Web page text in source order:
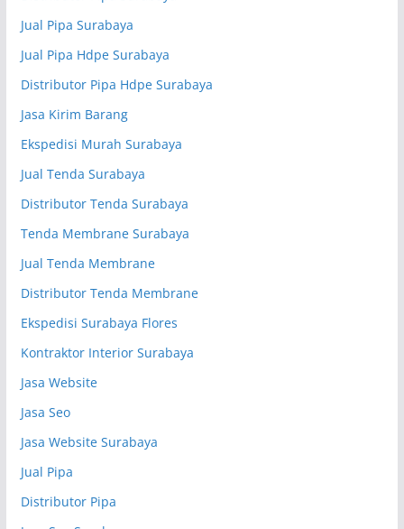
Jual Pipa Surabaya
Jual Pipa Hdpe Surabaya
Distributor Pipa Hdpe Surabaya
Jasa Kirim Barang
Ekspedisi Murah Surabaya
Jual Tenda Surabaya
Distributor Tenda Surabaya
Tenda Membrane Surabaya
Jual Tenda Membrane
Distributor Tenda Membrane
Ekspedisi Surabaya Flores
Kontraktor Interior Surabaya
Jasa Website
Jasa Seo
Jasa Website Surabaya
Jual Pipa
Distributor Pipa